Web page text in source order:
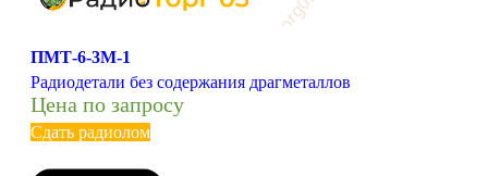
ПМТ-6-3М-1
Радиодетали без содержания драгметаллов
Цена по запросу
Сдать радиолом